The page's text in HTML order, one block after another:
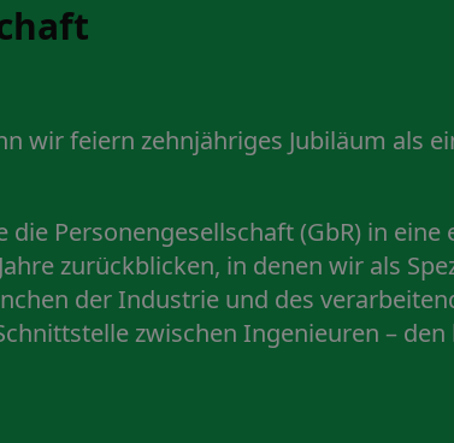
wir feiern zehnjähriges Jubiläum als
die Personengesellschaft (GbR) in
zurückblicken, in denen wir als
der Industrie und des
zwischen Ingenieuren –